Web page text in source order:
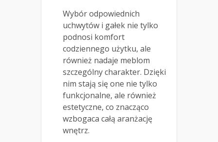
Wybór odpowiednich
uchwytów i gałek nie tylko
podnosi komfort
codziennego użytku, ale
również nadaje meblom
szczególny charakter. Dzięki
nim stają się one nie tylko
funkcjonalne, ale również
estetyczne, co znacząco
wzbogaca całą aranżację
wnętrz.